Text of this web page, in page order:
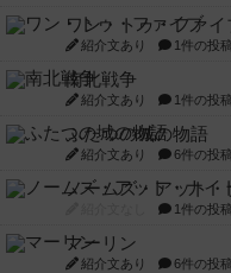
ワン・トゥ・ファイ
紹介文あり 1件の投稿
南北戦争
紹介文あり 1件の投稿
ふたつの城の物語
紹介文あり 6件の投稿
ノームズ・アット・
1件の投稿
マーリン
紹介文あり 6件の投稿